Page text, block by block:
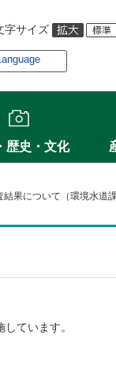
字サイズ
歴史・文化
果について（環境水道課
ています。